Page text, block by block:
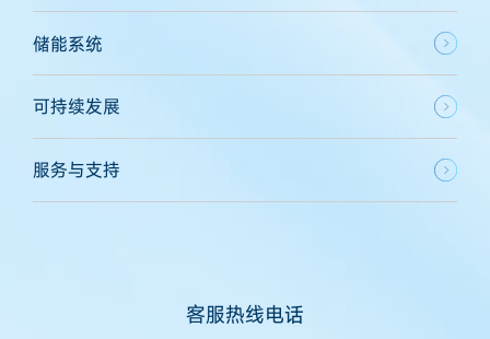
储能系统
可持续发展
服务与支持
客服热线电话